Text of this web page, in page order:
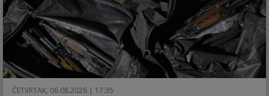
ČETVRTAK, 06.08.2026 | 17:35